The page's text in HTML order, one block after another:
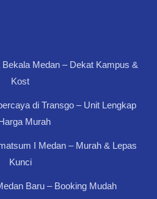
Medan – Dekat Kampus &
Kost
di Transgo – Unit Lengkap
Murah
I Medan – Murah & Lepas
Kunci
Baru – Booking Mudah